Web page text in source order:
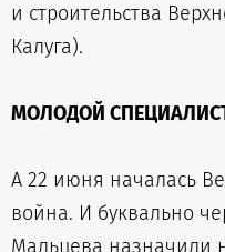
и строительства
Калуга).
МОЛОДОЙ
А 22 июня началась
война. И буквально
Мальцева назначили